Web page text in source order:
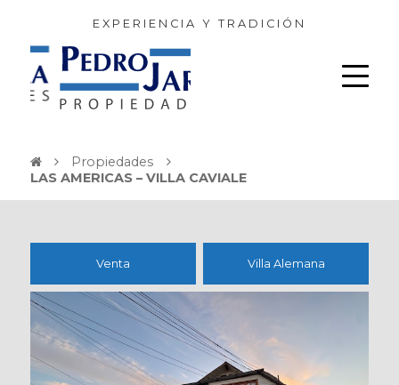
EXPERIENCIA Y TRADICIÓN
Propiedades
LAS AMERICAS – VILLA CAVIALE
Venta Villa Alemana